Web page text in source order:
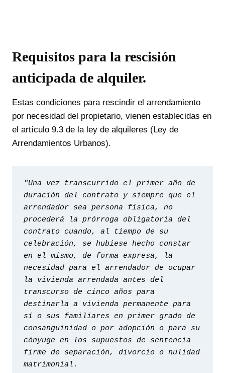
Requisitos para la rescisión
anticipada de alquiler.
Estas condiciones para rescindir el arrendamiento
por necesidad del propietario, vienen establecidas en
el artículo 9.3 de la ley de alquileres (Ley de
Arrendamientos Urbanos).
"Una vez transcurrido el primer año de
duración del contrato y siempre que el
arrendador sea persona física, no
procederá la prórroga obligatoria del
contrato cuando, al tiempo de su
celebración, se hubiese hecho constar
en el mismo, de forma expresa, la
necesidad para el arrendador de ocupar
la vivienda arrendada antes del
transcurso de cinco años para
destinarla a vivienda permanente para
sí o sus familiares en primer grado de
consanguinidad o por adopción o para su
cónyuge en los supuestos de sentencia
firme de separación, divorcio o nulidad
matrimonial.